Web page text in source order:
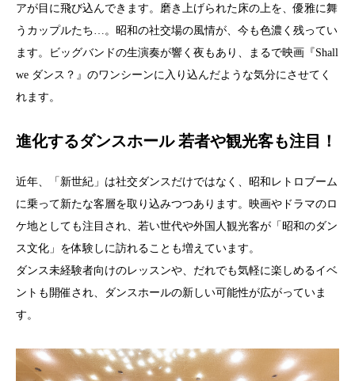
アが目に飛び込んできます。磨き上げられた床の上を、優雅に舞
うカップルたち…。昭和の社交場の風情が、今も色濃く残ってい
ます。ビッグバンドの生演奏が響く夜もあり、まるで映画『Shall
we ダンス？』のワンシーンに入り込んだような気分にさせてく
れます。
進化するダンスホール 若者や観光客も注目！
近年、「新世紀」は社交ダンスだけではなく、昭和レトロブーム
に乗って新たな客層を取り込みつつあります。映画やドラマのロ
ケ地としても注目され、若い世代や外国人観光客が「昭和のダン
ス文化」を体験しに訪れることも増えています。
ダンス未経験者向けのレッスンや、だれでも気軽に楽しめるイベ
ントも開催され、ダンスホールの新しい可能性が広がっていま
す。